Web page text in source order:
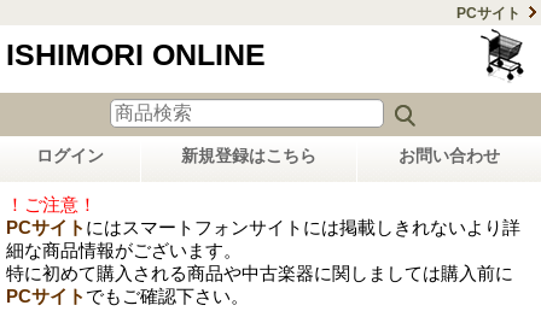
PCサイト
ISHIMORI ONLINE
ログイン 新規登録はこちら お問い合わせ
！ご注意！
PCサイト にはスマートフォンサイトには掲載しきれないより詳
細な商品情報がございます。
特に初めて購入される商品や中古楽器に関しましては購入前に
PCサイト でもご確認下さい。